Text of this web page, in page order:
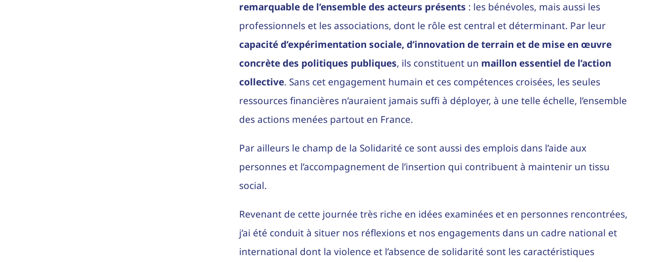
remarquable de l’ensemble des acteurs présents : les bénévoles, mais aussi les
professionnels et les associations, dont le rôle est central et déterminant. Par leur
capacité d’expérimentation sociale, d’innovation de terrain et de mise en œuvre
concrète des politiques publiques, ils constituent un maillon essentiel de l’action
collective. Sans cet engagement humain et ces compétences croisées, les seules
ressources financières n’auraient jamais suffi à déployer, à une telle échelle, l’ensemble
des actions menées partout en France.
Par ailleurs le champ de la Solidarité ce sont aussi des emplois dans l’aide aux
personnes et l’accompagnement de l’insertion qui contribuent à maintenir un tissu
social.
Revenant de cette journée très riche en idées examinées et en personnes rencontrées,
j’ai été conduit à situer nos réflexions et nos engagements dans un cadre national et
international dont la violence et l’absence de solidarité sont les caractéristiques